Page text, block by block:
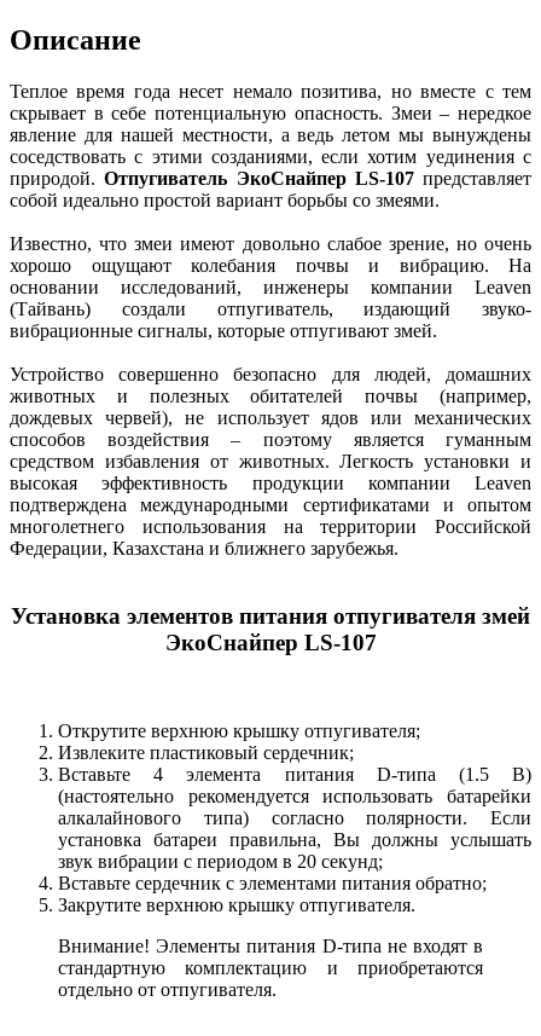
Описание
Теплое время года несет немало позитива, но вместе с тем
скрывает в себе потенциальную опасность. Змеи – нередкое
явление для нашей местности, а ведь летом мы вынуждены
соседствовать с этими созданиями, если хотим уединения с
природой.Отпугиватель ЭкоСнайпер LS-107представляет
собой идеально простой вариант борьбы со змеями.
Известно, что змеи имеют довольно слабое зрение, но очень
хорошо ощущают колебания почвы и вибрацию. На
основании исследований, инженеры компании Leaven
(Тайвань) создали отпугиватель, издающий звуко-
вибрационные сигналы, которые отпугивают змей.
Устройство совершенно безопасно для людей, домашних
животных и полезных обитателей почвы (например,
дождевых червей), не использует ядов или механических
способов воздействия – поэтому является гуманным
средством избавления от животных. Легкость установки и
высокая эффективность продукции компании Leaven
подтверждена международными сертификатами и опытом
многолетнего использования на территории Российской
Федерации, Казахстана и ближнего зарубежья.
Установка элементов питания отпугивателя змей
ЭкоСнайпер LS-107
Открутите верхнюю крышку отпугивателя;
Извлеките пластиковый сердечник;
Вставьте 4 элемента питания D-типа (1.5 В)
(настоятельно рекомендуется использовать батарейки
алкалайнового типа) согласно полярности. Если
установка батареи правильна, Вы должны услышать
звук вибрации с периодом в 20 секунд;
Вставьте сердечник с элементами питания обратно;
Закрутите верхнюю крышку отпугивателя.
Внимание! Элементы питания D-типа не входят в
стандартную комплектацию и приобретаются
отдельно от отпугивателя.